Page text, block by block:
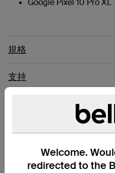
Welcome.
redirected to the
Google Pixel 10 Pro XL
規格
支持
更快更智
将 iPhone 或 Samsung 智能
USB-C PD 3.0 认证的通用充